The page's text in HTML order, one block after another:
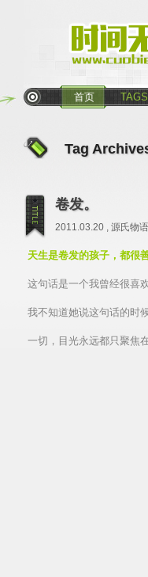
首页 TAGS
Tag
卷发。
2011.03.20 , 源氏物语
天生是卷发的孩子，都很善
这句话是一个我曾经很喜
我不知道她说这句话的时
一切，目光永远都只聚焦